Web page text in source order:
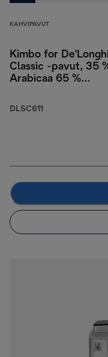
KAHVIPAVUT
Kimbo for
Classic -pavut, 35
Arabicaa 65 %
DLSC611